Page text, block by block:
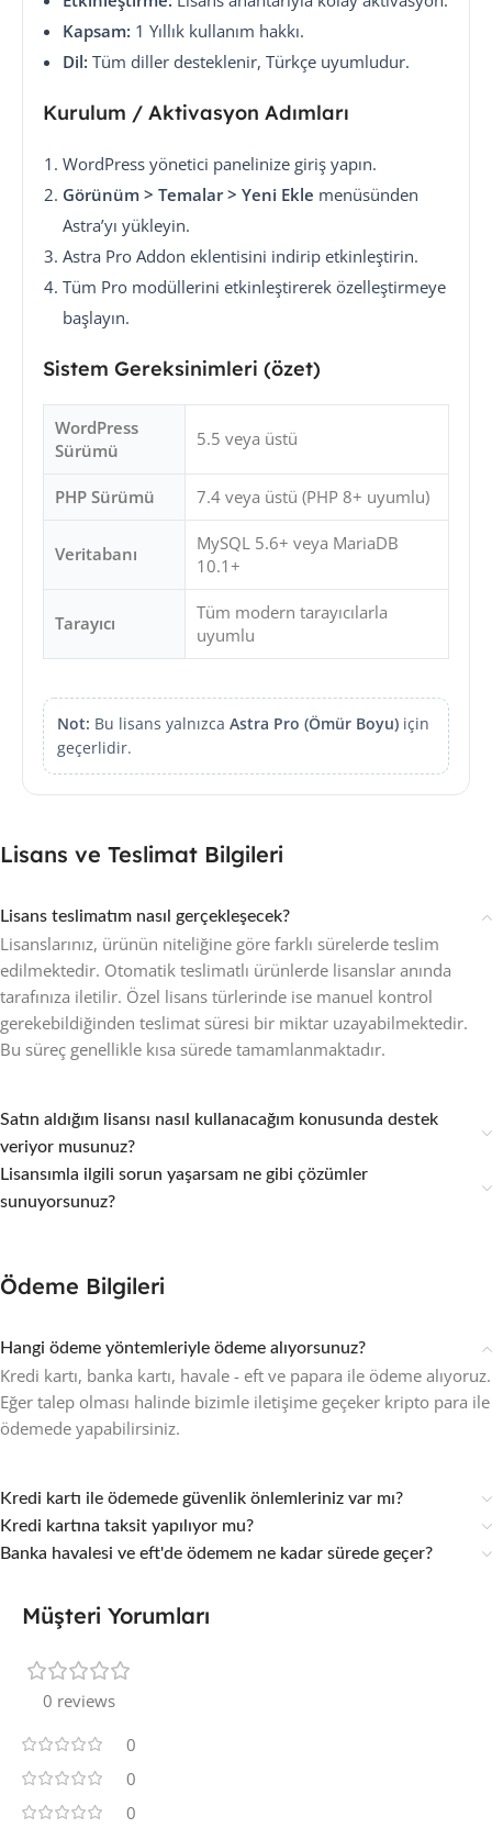
Kapsam: 1 Yıllık kullanım hakkı.
Dil: Tüm diller desteklenir, Türkçe uyumludur.
Kurulum / Aktivasyon Adımları
WordPress yönetici panelinize giriş yapın.
Görünüm > Temalar > Yeni Ekle menüsünden
Astra’yı yükleyin.
Astra Pro Addon eklentisini indirip etkinleştirin.
Tüm Pro modüllerini etkinleştirerek özelleştirmeye
başlayın.
Sistem Gereksinimleri (özet)
WordPress
Sürümü
5.5 veya üstü
PHP Sürümü 7.4 veya üstü (PHP 8+ uyumlu)
Veritabanı
MySQL 5.6+ veya MariaDB
10.1+
Tarayıcı
Tüm modern tarayıcılarla
uyumlu
Not: Bu lisans yalnızca Astra Pro (Ömür Boyu) için
geçerlidir.
Lisans ve Teslimat Bilgileri
Lisans teslimatım nasıl gerçekleşecek?
Lisanslarınız, ürünün niteliğine göre farklı sürelerde teslim
edilmektedir. Otomatik teslimatlı ürünlerde lisanslar anında
tarafınıza iletilir. Özel lisans türlerinde ise manuel kontrol
gerekebildiğinden teslimat süresi bir miktar uzayabilmektedir.
Bu süreç genellikle kısa sürede tamamlanmaktadır.
Satın aldığım lisansı nasıl kullanacağım konusunda destek
veriyor musunuz?
Lisansımla ilgili sorun yaşarsam ne gibi çözümler
sunuyorsunuz?
Ödeme Bilgileri
Hangi ödeme yöntemleriyle ödeme alıyorsunuz?
Kredi kartı, banka kartı, havale - eft ve papara ile ödeme alıyoruz.
Eğer talep olması halinde bizimle iletişime geçeker kripto para ile
ödemede yapabilirsiniz.
Kredi kartı ile ödemede güvenlik önlemleriniz var mı?
Kredi kartına taksit yapılıyor mu?
Banka havalesi ve eft'de ödemem ne kadar sürede geçer?
Müşteri Yorumları
0 reviews
0
0
0